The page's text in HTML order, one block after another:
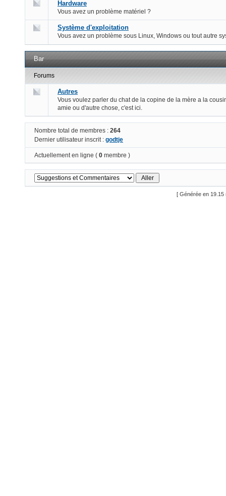
Hardware
Vous avez un problème matériel ?
Système d'exploitation
Vous avez un problème sous Linux, Windows ou tout autre
Bar
Forums
Autres
Vous voulez parler du chat de la copine de la mère a la
amie ou d'autre chose, c'est ici.
Nombre total de membres : 264
Dernier utilisateur inscrit : godtje
Actuellement en ligne ( 0 membre )
[ Générée en